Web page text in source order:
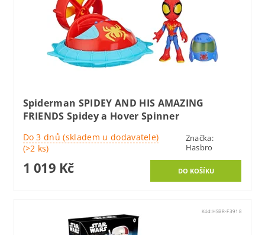
Spiderman SPIDEY AND HIS AMAZING
FRIENDS Spidey a Hover Spinner
Do 3 dnů (skladem u dodavatele)
(>2 ks)
Značka:
Hasbro
1 019 Kč
Kód: HSBR-F3918